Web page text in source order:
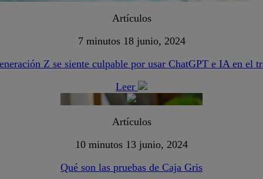
Artículos
7 minutos 18 junio, 2024
Z se siente culpable por usar ChatGPT e IA en el
Leer
Artículos
10 minutos 13 junio, 2024
Qué son las pruebas de Caja Gris